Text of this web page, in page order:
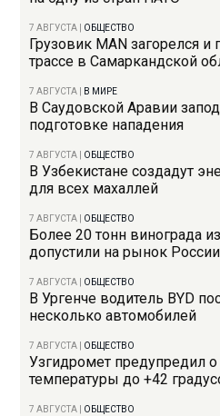
7 АВГУСТА ОБЩЕСТВО
Грузовик MAN загорелся и
трассе в Самаркандской
7 АВГУСТА В МИРЕ
В Саудовской Аравии
подготовке нападения
7 АВГУСТА ОБЩЕСТВО
В Узбекистане создадут
для всех махаллей
7 АВГУСТА ОБЩЕСТВО
Более 20 тонн винограда
допустили на рынок России
7 АВГУСТА ОБЩЕСТВО
В Ургенче водитель BYD
несколько автомобилей
7 АВГУСТА ОБЩЕСТВО
Узгидромет предупредил
температуры до +42
7 АВГУСТА ОБЩЕСТВО